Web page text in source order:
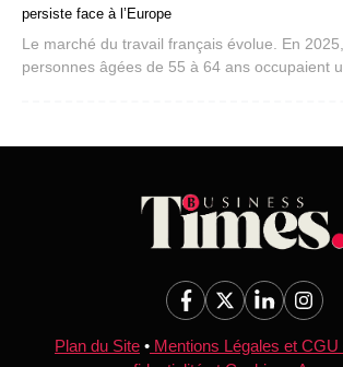
persiste face à l’Europe
Le marché du travail français évolue. En
personnes âgées de 55 à 64 ans occupaient
Plan du Site • Mentions Légales et CGU